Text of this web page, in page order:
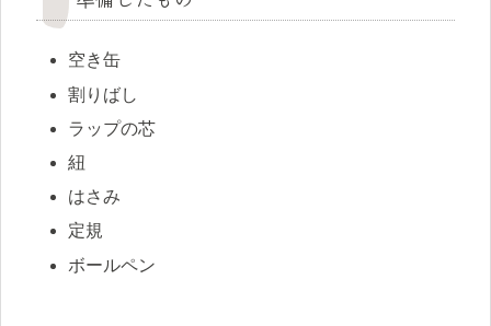
空き缶
割りばし
ラップの芯
紐
はさみ
定規
ボールペン